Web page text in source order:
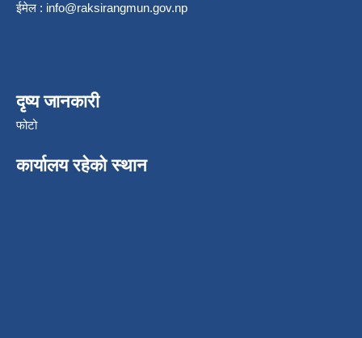
ईमेल : info@raksirangmun.gov.np
दृष्य जानकारी
फोटो
कार्यालय रहेको स्थान